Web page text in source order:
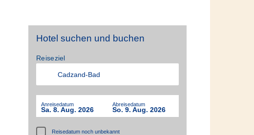
Hotel suchen und buchen
Reiseziel
Anreisedatum
Sa. 8. Aug. 2026
Abreisedatum
So. 9. Aug. 2026
Reisedatum noch unbekannt